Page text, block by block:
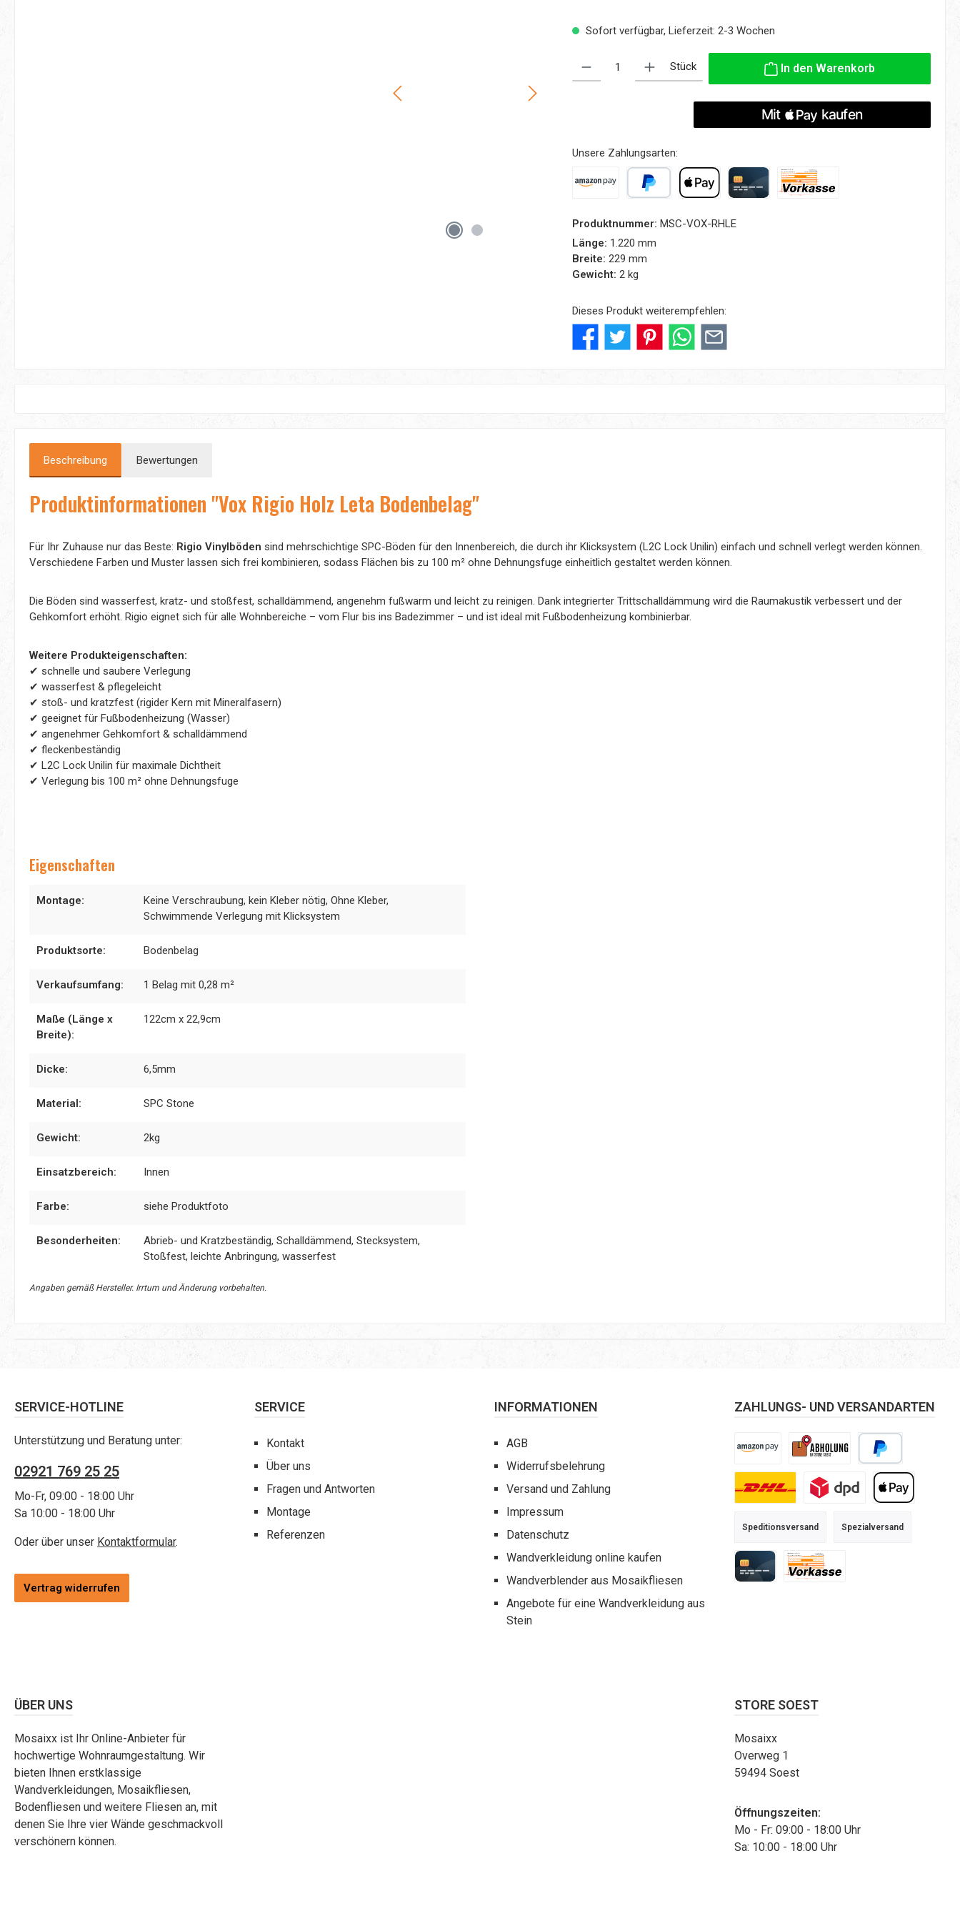
Sofort verfügbar, Lieferzeit: 2-3 Wochen
Stück In den Warenkorb
Unsere Zahlungsarten:
Produktnummer: MSC-VOX-RHLE
Länge: 1.220 mm
Breite: 229 mm
Gewicht: 2 kg
Dieses Produkt weiterempfehlen:
Beschreibung Bewertungen
Produktinformationen "Vox Rigio Holz Leta Bodenbelag"
Für Ihr Zuhause nur das Beste: Rigio Vinylböden sind mehrschichtige SPC-Böden für den Innenbereich, die durch ihr Klicksystem (L2C Lock Unilin) einfach und schnell verlegt werden können.
Verschiedene Farben und Muster lassen sich frei kombinieren, sodass Flächen bis zu 100 m² ohne Dehnungsfuge einheitlich gestaltet werden können.
Die Böden sind wasserfest, kratz- und stoßfest, schalldämmend, angenehm fußwarm und leicht zu reinigen. Dank integrierter Trittschalldämmung wird die Raumakustik verbessert und der
Gehkomfort erhöht. Rigio eignet sich für alle Wohnbereiche – vom Flur bis ins Badezimmer – und ist ideal mit Fußbodenheizung kombinierbar.
Weitere Produkteigenschaften:
✔ schnelle und saubere Verlegung
✔ wasserfest & pflegeleicht
✔ stoß- und kratzfest (rigider Kern mit Mineralfasern)
✔ geeignet für Fußbodenheizung (Wasser)
✔ angenehmer Gehkomfort & schalldämmend
✔ fleckenbeständig
✔ L2C Lock Unilin für maximale Dichtheit
✔ Verlegung bis 100 m² ohne Dehnungsfuge
Eigenschaften
Montage:
Keine Verschraubung, kein Kleber nötig, Ohne Kleber,
Schwimmende Verlegung mit Klicksystem
Produktsorte: Bodenbelag
Verkaufsumfang: 1 Belag mit 0,28 m²
Maße (Länge x
Breite):
122cm x 22,9cm
Dicke: 6,5mm
Material: SPC Stone
Gewicht: 2kg
Einsatzbereich: Innen
Farbe: siehe Produktfoto
Besonderheiten:
Abrieb- und Kratzbeständig, Schalldämmend, Stecksystem,
Stoßfest, leichte Anbringung, wasserfest
Angaben gemäß Hersteller. Irrtum und Änderung vorbehalten.
SERVICE-HOTLINE
Unterstützung und Beratung unter:
02921 769 25 25
Mo-Fr, 09:00 - 18:00 Uhr
Sa 10:00 - 18:00 Uhr
Oder über unser Kontaktformular.
Vertrag widerrufen
SERVICE
Kontakt
Über uns
Fragen und Antworten
Montage
Referenzen
INFORMATIONEN
AGB
Widerrufsbelehrung
Versand und Zahlung
Impressum
Datenschutz
Wandverkleidung online kaufen
Wandverblender aus Mosaikfliesen
Angebote für eine Wandverkleidung aus
Stein
ZAHLUNGS- UND VERSANDARTEN
PayPal
Amazon Pay
Speditionsversand Spezialversand
Selbstabholung
ÜBER UNS
Mosaixx ist Ihr Online-Anbieter für
hochwertige Wohnraumgestaltung. Wir
bieten Ihnen erstklassige
Wandverkleidungen, Mosaikfliesen,
Bodenfliesen und weitere Fliesen an, mit
denen Sie Ihre vier Wände geschmackvoll
verschönern können.
STORE SOEST
Mosaixx
Overweg 1
59494 Soest
Öffnungszeiten:
Mo - Fr: 09:00 - 18:00 Uhr
Sa: 10:00 - 18:00 Uhr